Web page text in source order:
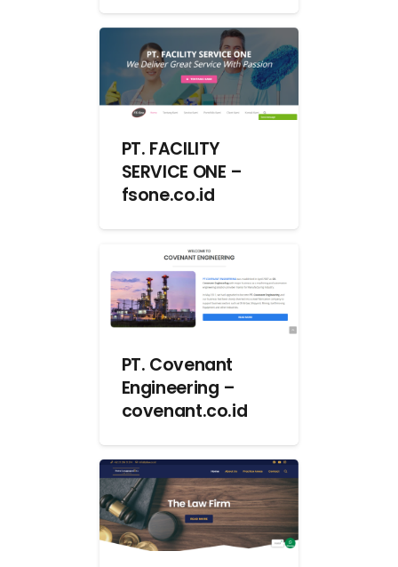
PT. FACILITY
SERVICE ONE –
fsone.co.id
PT. Covenant
Engineering –
covenant.co.id